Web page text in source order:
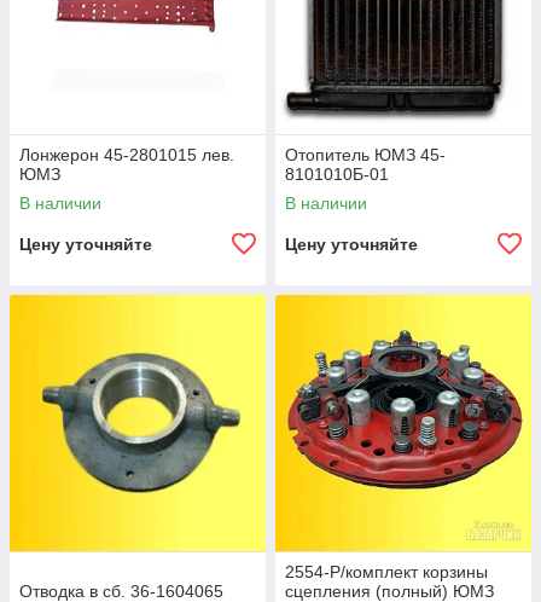
Лонжерон 45-2801015 лев.
ЮМЗ
В наличии
Цену уточняйте
Отопитель ЮМЗ 45-
8101010Б-01
В наличии
Цену уточняйте
Отводка в сб. 36-1604065
2554-Р/комплект корзины
сцепления (полный) ЮМЗ